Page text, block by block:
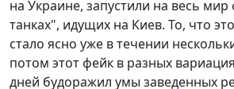
на Украине, запустили на весь мир
танках", идущих на Киев. То, что
стало ясно уже в течении
потом этот фейк в разных
дней будоражил умы заведенных